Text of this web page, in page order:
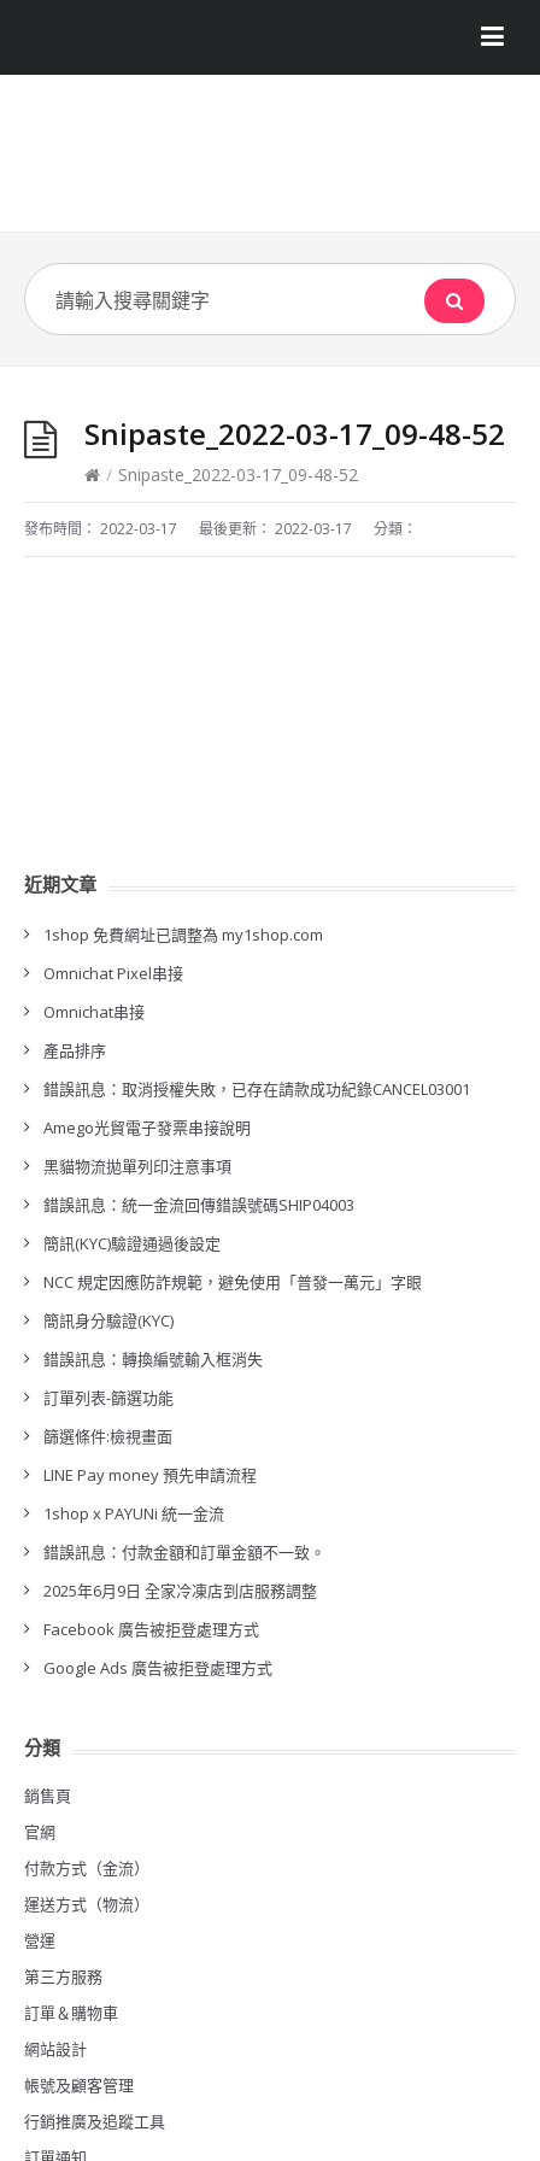
Snipaste_2022-03-17_09-48-52
/ Snipaste_2022-03-17_09-48-52
發布時間： 2022-03-17 最後更新： 2022-03-17 分類：
近期文章
1shop 免費網址已調整為 my1shop.com
Omnichat Pixel串接
Omnichat串接
產品排序
錯誤訊息：取消授權失敗，已存在請款成功紀錄CANCEL03001
Amego光貿電子發票串接說明
黑貓物流拋單列印注意事項
錯誤訊息：統一金流回傳錯誤號碼SHIP04003
簡訊(KYC)驗證通過後設定
NCC 規定因應防詐規範，避免使用「普發一萬元」字眼
簡訊身分驗證(KYC)
錯誤訊息：轉換編號輸入框消失
訂單列表-篩選功能
篩選條件:檢視畫面
LINE Pay money 預先申請流程
1shop x PAYUNi 統一金流
錯誤訊息：付款金額和訂單金額不一致。
2025年6月9日 全家冷凍店到店服務調整
Facebook 廣告被拒登處理方式
Google Ads 廣告被拒登處理方式
分類
銷售頁
官網
付款方式（金流）
運送方式（物流）
營運
第三方服務
訂單＆購物車
網站設計
帳號及顧客管理
行銷推廣及追蹤工具